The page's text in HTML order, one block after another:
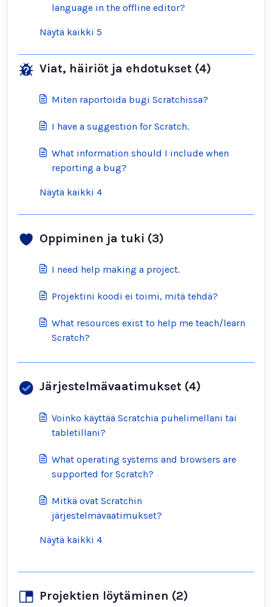
language in the offline editor?
Näytä kaikki 5
Viat, häiriöt ja ehdotukset (4)
Miten raportoida bugi Scratchissa?
I have a suggestion for Scratch.
What information should I include when
reporting a bug?
Näytä kaikki 4
Oppiminen ja tuki (3)
I need help making a project.
Projektini koodi ei toimi, mitä tehdä?
What resources exist to help me teach/learn
Scratch?
Järjestelmävaatimukset (4)
Voinko käyttää Scratchia puhelimellani tai
tabletillani?
What operating systems and browsers are
supported for Scratch?
Mitkä ovat Scratchin
järjestelmävaatimukset?
Näytä kaikki 4
Projektien löytäminen (2)